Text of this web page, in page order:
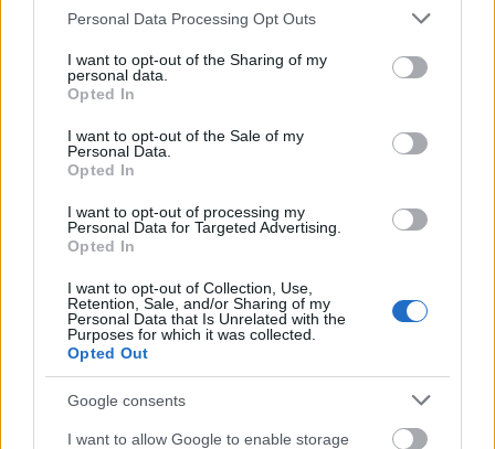
Please note that this website/app uses one or more Google
not limited to your visit or usage behaviour. You may click to
grant or deny consent to Google and its third-party tags to
use your data for below specified purposes in below Google
consent section.
Personal Data Processing Opt Outs
I want to opt-out of the Sharing of my
personal data.
Opted In
I want to opt-out of the Sale of my
Personal Data.
Opted In
I want to opt-out of processing my
Personal Data for Targeted Advertising.
Opted In
I want to opt-out of Collection, Use,
Retention, Sale, and/or Sharing of my
Personal Data that Is Unrelated with the
Purposes for which it was collected.
Opted Out
Google consents
I want to allow Google to enable storage
másodfokúra csökken a riasztás
Helyi hírek
Bicske vízellátása
termeléssel tehermentesíti a
villamosenergia-rendszert a STRABAG